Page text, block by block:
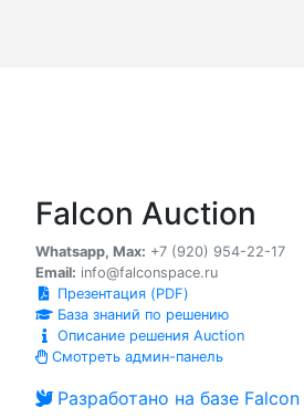
Falcon Auction
Whatsapp, Max: +7 (920) 954-22-17
Email: info@falconspace.ru
Презентация (PDF)
База знаний по решению
Описание решения Auction
Смотреть админ-панель
Разработано на базе